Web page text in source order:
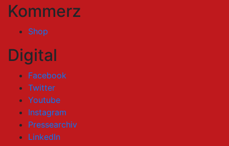
Kommerz
Shop
Digital
Facebook
Twitter
Youtube
Instagram
Pressearchiv
LinkedIn